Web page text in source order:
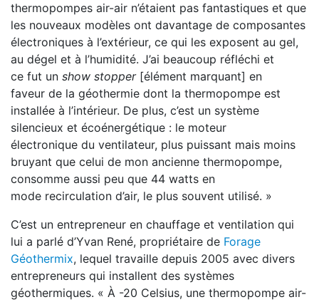
thermopompes air-air n’étaient pas fantastiques et que
les nouveaux modèles ont davantage de composantes
électroniques à l’extérieur, ce qui les exposent au gel,
au dégel et à l’humidité. J’ai beaucoup réfléchi et
ce fut un show stopper[élément marquant] en
faveur de la géothermie dont la thermopompe est
installée à l’intérieur. De plus, c’est un système
silencieux et écoénergétique : le moteur
électronique du ventilateur, plus puissant mais moins
bruyant que celui de mon ancienne thermopompe,
consomme aussi peu que 44 watts en
mode recirculation d’air, le plus souvent utilisé. »
C’est un entrepreneur en chauffage et ventilation qui
lui a parlé d’Yvan René, propriétaire de Forage
Géothermix, lequel travaille depuis 2005 avec divers
entrepreneurs qui installent des systèmes
géothermiques. « À -20 Celsius, une thermopompe air-